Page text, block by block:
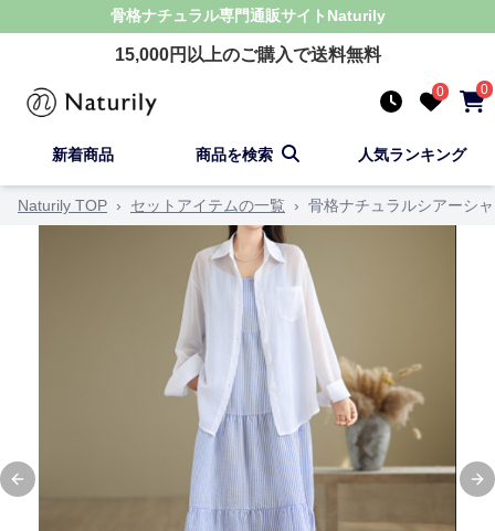
骨格ナチュラル専門通販サイト Naturily
15,000円以上のご購入で送料無料
0 0
新着商品 商品を検索 人気ランキング
Naturily TOP › セットアイテムの一覧 › 骨格ナチュラルシアーシ
Previous slide